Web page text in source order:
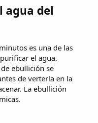
agua del
es una de las
el agua.
ebullición se
de verterla en la
La ebullición